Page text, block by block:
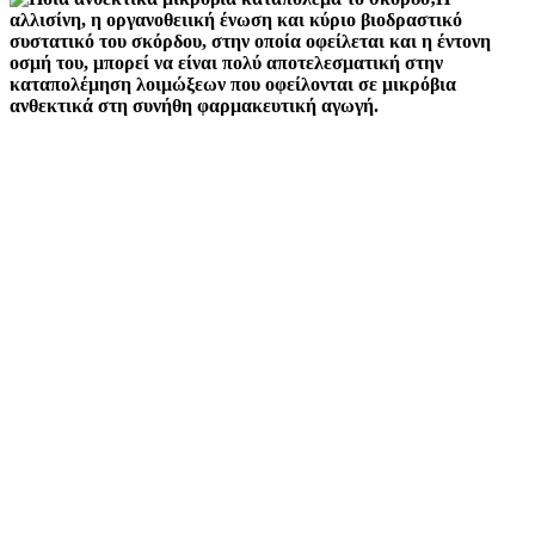
αλλισίνη, η οργανοθειική ένωση και κύριο βιοδραστικό
συστατικό του σκόρδου, στην οποία οφείλεται και η έντονη
οσμή του, μπορεί να είναι πολύ αποτελεσματική στην
καταπολέμηση λοιμώξεων που οφείλονται σε μικρόβια
ανθεκτικά στη συνήθη φαρμακευτική αγωγή.